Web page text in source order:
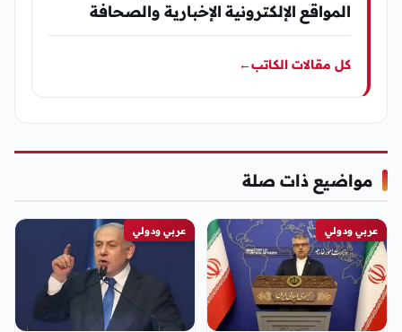
المواقع الإلكترونية الإخبارية والصحافة
كل مقالات الكاتب←
مواضيع ذات صلة
عربي ودولي عربي ودولي